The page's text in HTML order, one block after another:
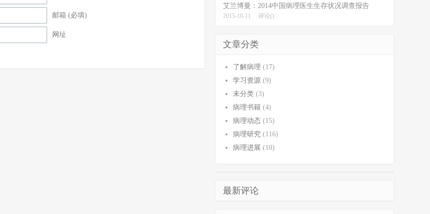
邮箱 (必填)
网址
艾兰博曼：2014中国病理医生生存状况调查报告
2015-10-11 评论()
文章分类
了解病理 (17)
学习资源 (9)
未分类 (3)
病理书籍 (4)
病理动态 (15)
病理研究 (116)
病理进展 (10)
最新评论